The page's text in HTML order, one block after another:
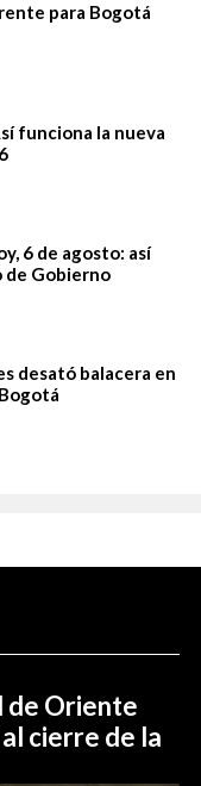
para Bogotá
funciona la nueva
6 de agosto: así
de Gobierno
desató balacera en
de Oriente
cierre de la